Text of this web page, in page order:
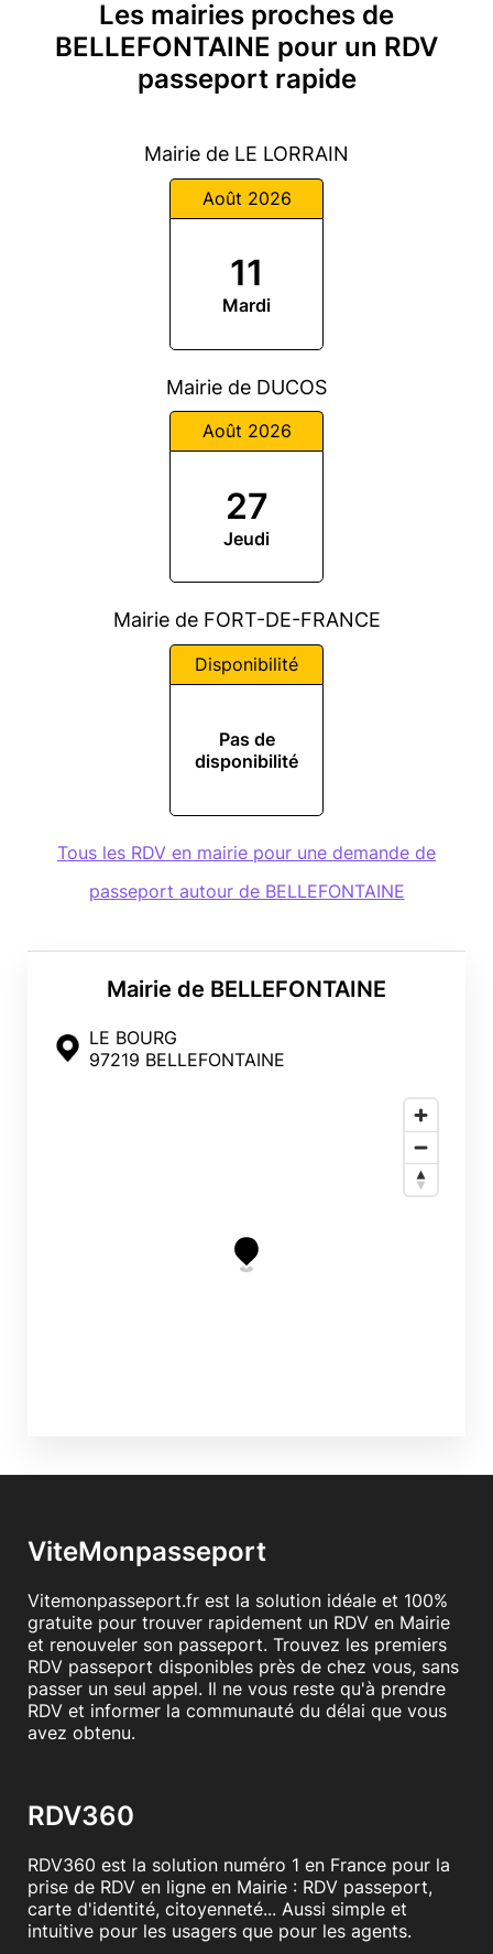
Mairie de BELLEFONTAINE
LE BOURG
97219 BELLEFONTAINE
Les mairies proches de
BELLEFONTAINE pour un RDV
passeport rapide
Mairie de LE LORRAIN
Août 2026
11
Mardi
Mairie de DUCOS
Août 2026
27
Jeudi
Mairie de FORT-DE-FRANCE
Disponibilité
Pas de
disponibilité
Tous les RDV en mairie pour une demande de
passeport autour de BELLEFONTAINE
ViteMonpasseport
Vitemonpasseport.fr est la solution idéale et 100%
gratuite pour trouver rapidement un RDV en Mairie
et renouveler son passeport. Trouvez les premiers
RDV passeport disponibles près de chez vous, sans
passer un seul appel. Il ne vous reste qu'à prendre
RDV et informer la communauté du délai que vous
avez obtenu.
RDV360
RDV360 est la solution numéro 1 en France pour la
prise de RDV en ligne en Mairie : RDV passeport,
carte d'identité, citoyenneté... Aussi simple et
intuitive pour les usagers que pour les agents.